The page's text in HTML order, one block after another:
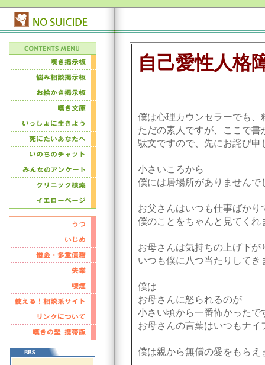
自己愛性人格
僕は心理カウンセラーでも、
ただの素人ですが、ここで書
駄文ですので、先にお詫び申
小さいころから
僕には居場所がありませんで
お父さんはいつも仕事ばかり
僕のことをちゃんと見てくれ
お母さんは気持ちの上げ下が
いつも僕に八つ当たりしてき
僕は
お母さんに怒られるのが
小さい頃から一番怖かったで
お母さんの言葉はいつもナ
僕は親から無償の愛をもらえ